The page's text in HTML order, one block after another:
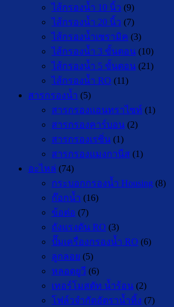
ไส้กรองน้ำ 10 นิ้ว (9)
ไส้กรองน้ำ 20 นิ้ว (7)
ไส้กรองน้ำเซรามิค (3)
ไส้กรองน้ำ 3 ขั้นตอน (10)
ไส้กรองน้ำ 5 ขั้นตอน (21)
ไส้กรองน้ำ RO (11)
สารกรองน้ำ (5)
สารกรองแอนทราไซท์ (1)
สารกรองคาร์บอน (2)
สารกรองเรซิ่น (1)
สารกรองแมงกานีส (1)
อะไหล่ (74)
กระบอกกรองน้ำ Housing (8)
ก๊อกน้ำ (16)
ข้อต่อ (7)
ถังแรงดัน RO (3)
ปั๊มเครื่องกรองน้ำ RO (6)
ลูกลอย (5)
หลอดยูวี (6)
เทอร์โมสตัท น้ำร้อน (2)
โฟล์วจำกัดอัตราน้ำทิ้ง (7)